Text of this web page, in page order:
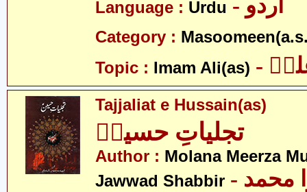
Language : Urdu - اردو
Category :
Topic : Imam Ali(as)
Tajjaliat e Hussain(as)
تجلیاتِ حسینؑ
Author : Molana Meerza
Jawwad Shabbir - مولانا میرزا محمد